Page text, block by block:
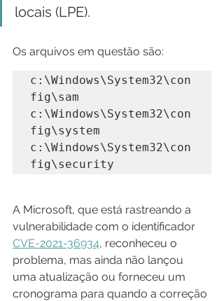
locais (LPE).
Os arquivos em questão são:
c:\Windows\System32\con
fig\sam
c:\Windows\System32\con
fig\system
c:\Windows\System32\con
fig\security
A Microsoft, que está rastreando a
vulnerabilidade com o identificador
CVE-2021-36934, reconheceu o
problema, mas ainda não lançou
uma atualização ou forneceu um
cronograma para quando a correção